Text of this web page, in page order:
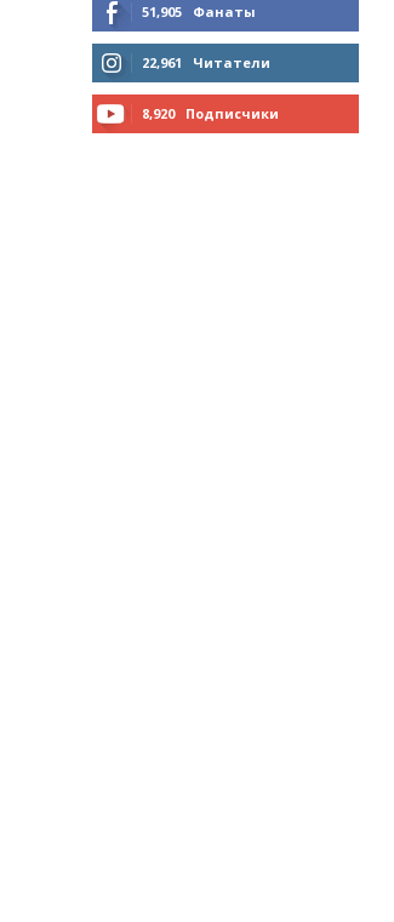
51,905 Фанаты
МНЕ НРАВИТСЯ
22,961 Читатели
8,920 Подписчики